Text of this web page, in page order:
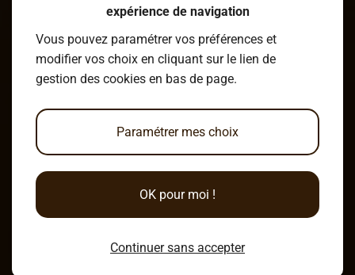
Écrire un message
Venir au Clos du Marais !
6 Chemin du Marais
49120 Chemillé-en-Anjou
9h-12h / 14h-18h
expérience de navigation
Vous pouvez paramétrer vos préférences et
modifier vos choix en cliquant sur le lien de
gestion des cookies en bas de page.
Paramétrer mes choix
OK pour moi !
Continuer sans accepter